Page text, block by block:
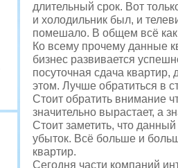
длительный срок. Вот
и холодильник был, и
помешало. В общем всё как
Ко всему прочему данные
бизнес развивается
посуточная сдача квартир,
этом. Лучше обратиться в
Стоит обратить внимание
значительно вырастает, а
Стоит заметить, что
убыток. Всё больше и
квартир.
Сегодня части компаний